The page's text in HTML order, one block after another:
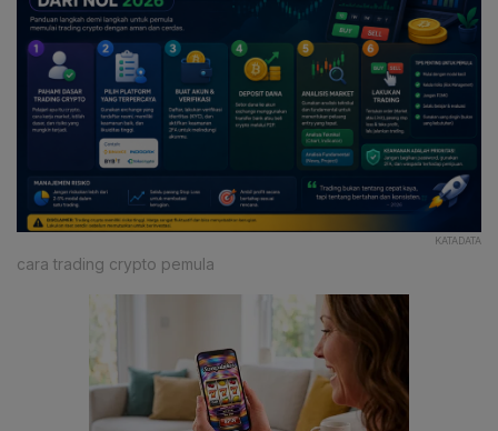
KATADATA
cara trading crypto pemula